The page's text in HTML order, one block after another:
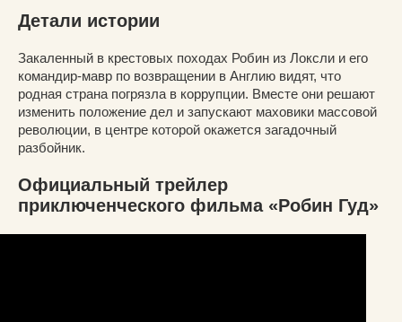
Детали истории
Закаленный в крестовых походах Робин из Локсли и его
командир-мавр по возвращении в Англию видят, что
родная страна погрязла в коррупции. Вместе они решают
изменить положение дел и запускают маховики массовой
революции, в центре которой окажется загадочный
разбойник.
Официальный трейлер
приключенческого фильма «Робин Гуд»